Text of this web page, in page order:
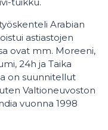
Arabian
astiastojen
ovat mm. Moreeni,
24h ja Taika
on suunnitellut
Valtioneuvoston
vuonna 1998